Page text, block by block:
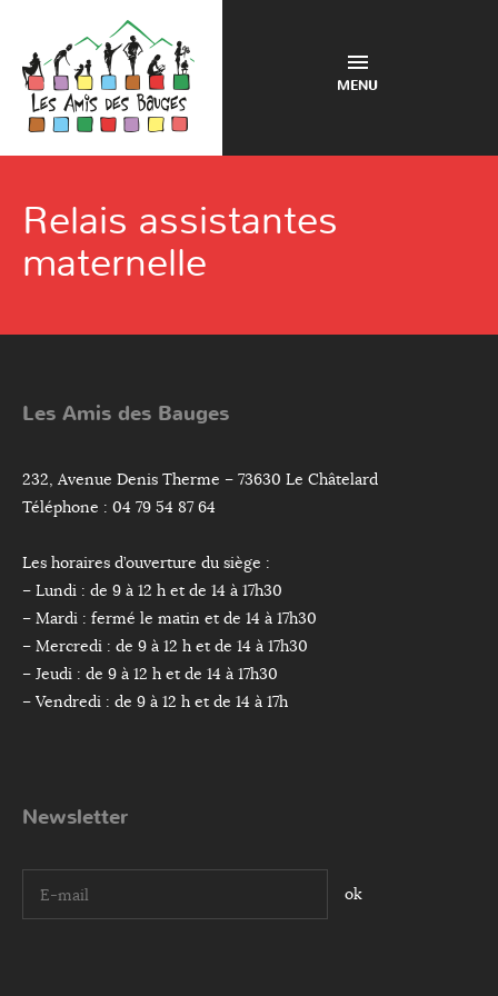
MENU
Relais assistantes
maternelle
Les Amis des Bauges
232, Avenue Denis Therme – 73630 Le Châtelard
Téléphone : 04 79 54 87 64
Les horaires d’ouverture du siège :
– Lundi : de 9 à 12 h et de 14 à 17h30
– Mardi : fermé le matin et de 14 à 17h30
– Mercredi : de 9 à 12 h et de 14 à 17h30
– Jeudi : de 9 à 12 h et de 14 à 17h30
– Vendredi : de 9 à 12 h et de 14 à 17h
Newsletter
I agree terms and conditions.*